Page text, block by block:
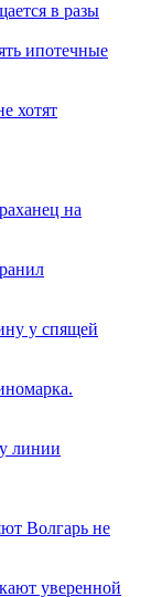
в разы
ипотечные
хотят
на
у спящей
линии
Волгарь не
уверенной